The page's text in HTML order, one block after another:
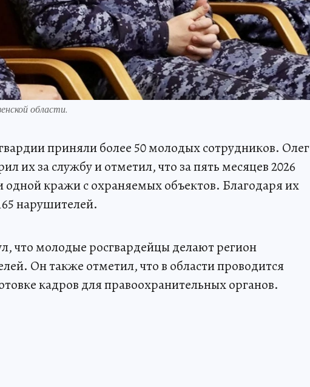
области.
приняли более 50 молодых сотрудников. Олег
их за службу и отметил, что за пять месяцев 2026
одной кражи с охраняемых объектов. Благодаря их
нарушителей.
что молодые росгвардейцы делают регион
Он также отметил, что в области проводится
кадров для правоохранительных органов.